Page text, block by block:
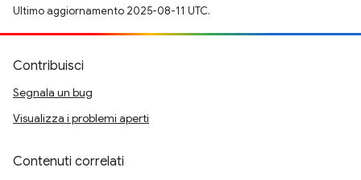
Ultimo aggiornamento 2025-08-11 UTC.
Contribuisci
Segnala un bug
Visualizza i problemi aperti
Contenuti correlati